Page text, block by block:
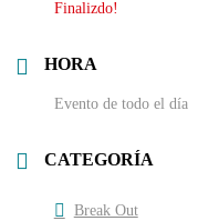
Finalizdo!
HORA
Evento de todo el día
CATEGORÍA
Break Out